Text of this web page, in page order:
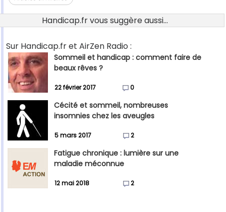
Handicap.fr vous suggère aussi...
Sur Handicap.fr et AirZen Radio :
Sommeil et handicap : comment faire de
beaux rêves ?
22 février 2017 0
Cécité et sommeil, nombreuses
insomnies chez les aveugles
5 mars 2017 2
Fatigue chronique : lumière sur une
maladie méconnue
12 mai 2018 2